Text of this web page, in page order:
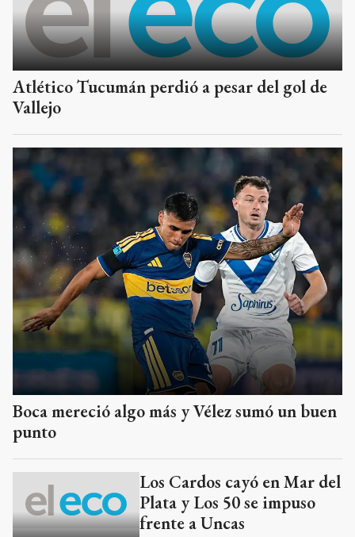
Atlético Tucumán perdió a pesar del gol de
Vallejo
Boca mereció algo más y Vélez sumó un buen
punto
Los Cardos cayó en Mar del
Plata y Los 50 se impuso
frente a Uncas